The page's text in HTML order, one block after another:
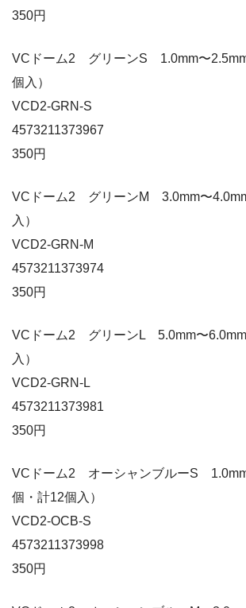
350円
VCドーム2 グリーンS 1.0mm〜
個入）
VCD2-GRN-S
4573211373967
350円
VCドーム2 グリーンM 3.0mm〜
入）
VCD2-GRN-M
4573211373974
350円
VCドーム2 グリーンL 5.0mm〜6.0mm
入）
VCD2-GRN-L
4573211373981
350円
VCドーム2 オーシャンブルーS
個・計12個入）
VCD2-OCB-S
4573211373998
350円